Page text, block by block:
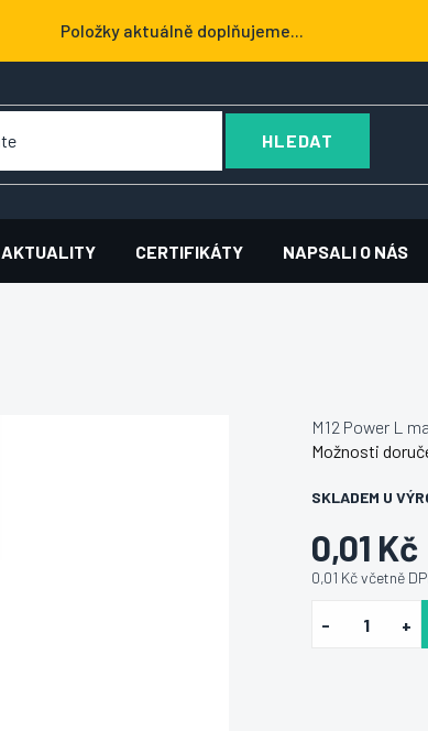
Položky aktuálně doplňujeme...
HLEDAT
AKTUALITY CERTIFIKÁTY NAPSALI O NÁS
0,01 Kč
0,01 Kč včetně
SKLADEM U
Možnosti
M12 Power L